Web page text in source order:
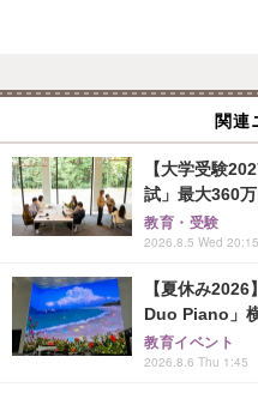
関連
【大学受験
試」最大360
教育・受験
2026.8.5 Wed 20:15
【夏休み
Duo Piano」
教育イベント
2026.8.6 Thu 1:45